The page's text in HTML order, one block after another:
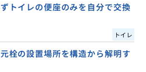
トイレの便座のみを自分で交換
トイレ
栓の設置場所を構造から解明す